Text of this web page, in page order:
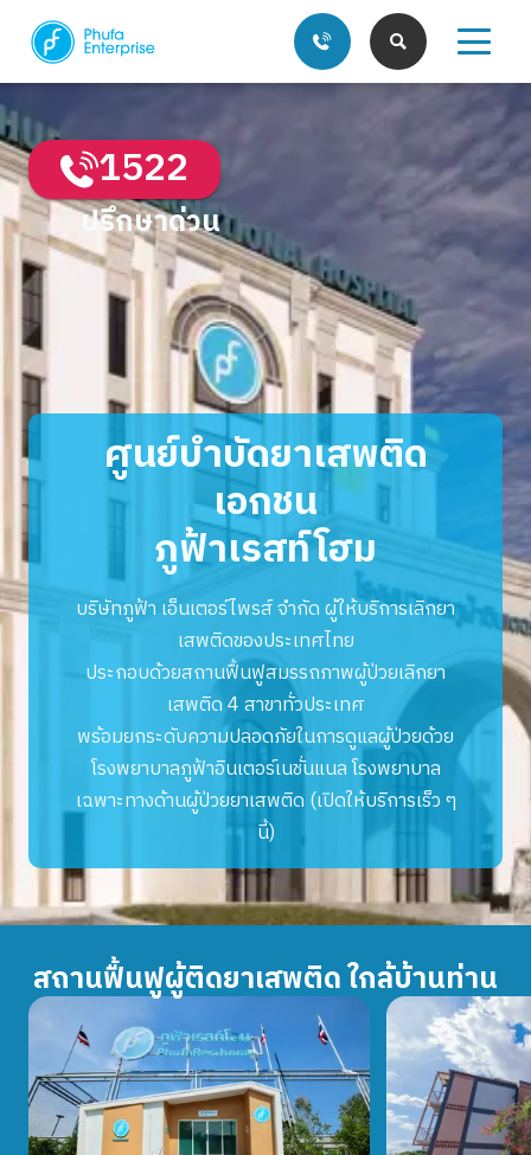
บริการของเรา
บทความ
1522
ปรึกษาด่วน
ศูนย์บำบัดยาเสพติด
เอกชน
ภูฟ้าเรสท์โฮม
บริษัทภูฟ้า เอ็นเตอร์ไพรส์ จำกัด ผู้ให้บริการเลิกยา
เสพติดของประเทศไทย
ประกอบด้วยสถานฟื้นฟูสมรรถภาพผู้ป่วยเลิกยา
เสพติด 4 สาขาทั่วประเทศ
พร้อมยกระดับความปลอดภัยในการดูแลผู้ป่วยด้วย
โรงพยาบาลภูฟ้าอินเตอร์เนชั่นแนล โรงพยาบาล
เฉพาะทางด้านผู้ป่วยยาเสพติด (เปิดให้บริการเร็ว ๆ
นี้)
สถานฟื้นฟูผู้ติดยาเสพติด ใกล้บ้านท่าน